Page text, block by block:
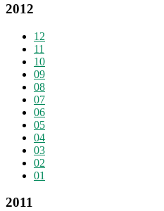
2012
12
11
10
09
08
07
06
05
04
03
02
01
2011